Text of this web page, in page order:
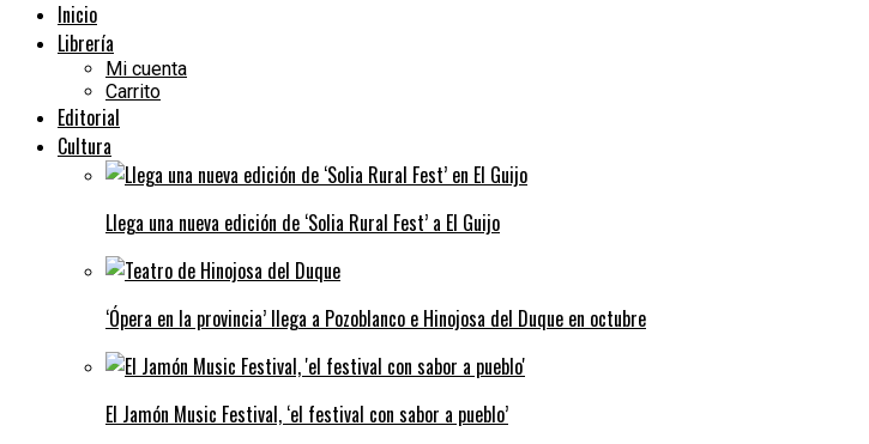
Inicio
Librería
Mi cuenta
Carrito
Editorial
Cultura
Llega una nueva edición de ‘Solia Rural Fest’ a El Guijo
‘Ópera en la provincia’ llega a Pozoblanco e Hinojosa del Duque en octubre
El Jamón Music Festival, ‘el festival con sabor a pueblo’